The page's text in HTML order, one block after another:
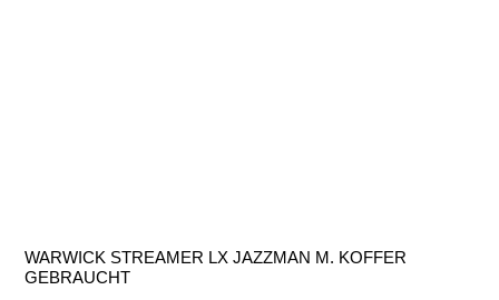
WARWICK STREAMER LX JAZZMAN M. KOFFER
GEBRAUCHT